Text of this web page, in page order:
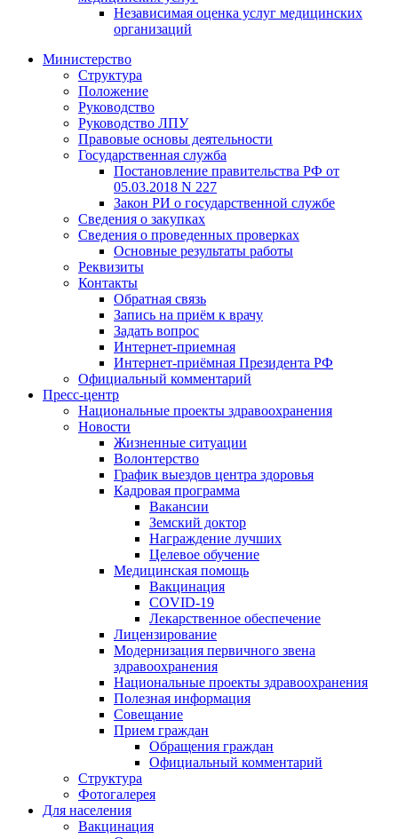
Независимая оценка услуг медицинскиx
организаций
Министерство
Структура
Положение
Руководство
Руководство ЛПУ
Правовые основы деятельности
Государственная служба
Постановление правительства РФ от
05.03.2018 N 227
Закон РИ о государственной службе
Сведения о закупках
Сведения о проведенных проверках
Основные результаты работы
Реквизиты
Контакты
Обратная связь
Запись на приём к врачу
Задать вопрос
Интернет-приемная
Интернет-приёмная Президента РФ
Официальный комментарий
Пресс-центр
Национальные проекты здравоохранения
Новости
Жизненные ситуации
Волонтерство
График выездов центра здоровья
Кадровая программа
Вакансии
Земский доктор
Награждение лучших
Целевое обучение
Медицинская помощь
Вакцинация
COVID-19
Лекарственное обеспечение
Лицензирование
Модернизация первичного звена
здравоохранения
Национальные проекты здравоохранения
Полезная информация
Совещание
Прием граждан
Обращения граждан
Официальный комментарий
Структура
Фотогалерея
Для населения
Вакцинация